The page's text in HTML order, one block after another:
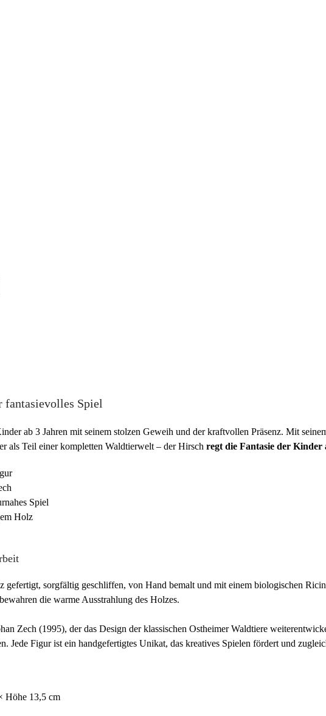
fantasievolles Spiel
ab 3 Jahren mit seinem stolzen Geweih und der kraftvollen Präsenz. Mit
als Teil einer kompletten Waldtierwelt – der Hirsch regt die Fantasie der Kinder
Spiel
Holz
sorgfältig geschliffen, von Hand bemalt und mit einem biologischen
die warme Ausstrahlung des Holzes.
Zech (1995), der das Design der klassischen Ostheimer Waldtiere
Jede Figur ist ein handgefertigtes Unikat, das kreatives Spielen fördert und
Höhe 13,5 cm